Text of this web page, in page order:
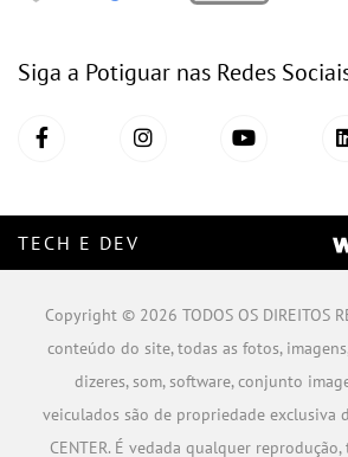
Siga a Potiguar nas Redes
TECH E DEV
Copyright © 2026 TODOS OS DIREITOS
conteúdo do site, todas as fotos,
dizeres, som, software, conjunto
veiculados são de propriedade exclusiva
CENTER. É vedada qualquer